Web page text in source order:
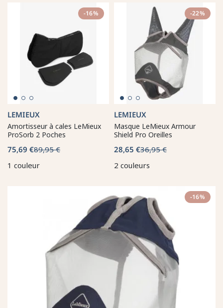
-16%
LEMIEUX
Amortisseur à cales LeMieux
ProSorb 2 Poches
75,69 €89,95 €
1 couleur
-22%
LEMIEUX
Masque LeMieux Armour
Shield Pro Oreilles
28,65 €36,95 €
2 couleurs
-16%